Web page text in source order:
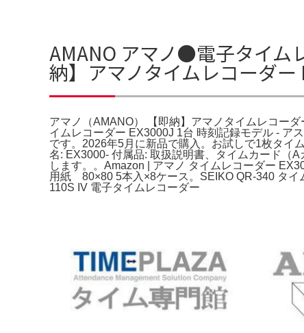
AMANO アマノ●電子タイム
納】アマノタイムレコーダ
アマノ（AMANO） 【即納】アマノタイムレコー
イムレコーダー EX3000J 1台 時刻記録モデル - ア
です。2026年5月に新品で購入。お試しで1枚タイ
名: EX3000- 付属品: 取扱説明書、タイムカード（
します。。Amazon | アマノ タイムレコーダー
用紙 80×80 5本入×8ケース。SEIKO QR-340 タ
110S IV 電子タイムレコーダー